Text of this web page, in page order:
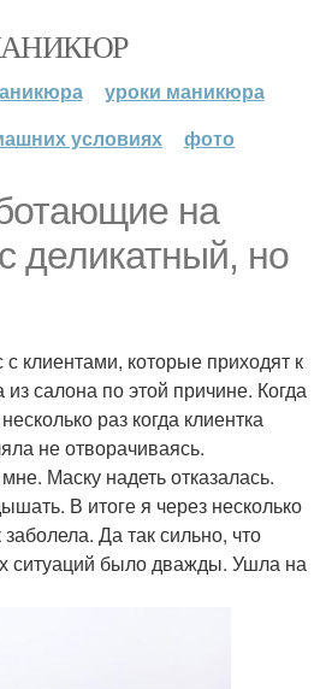
уроки маникюра
условиях
фото
на
деликатный, но
клиентами, которые приходят к
салона по этой причине. Когда
раз когда клиентка
не отворачиваясь.
Маску надеть отказалась.
В итоге я через несколько
Да так сильно, что
ситуаций было дважды. Ушла на